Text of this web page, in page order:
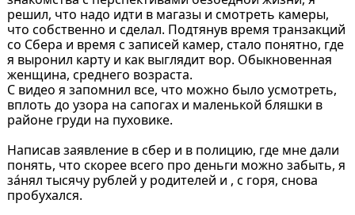
решил, что надо идти в магазы и смотреть камеры,
что собственно и сделал. Подтянув время транзакций
со Сбера и время с записей камер, стало понятно, где
я выронил карту и как выглядит вор. Обыкновенная
женщина, среднего возраста.
С видео я запомнил все, что можно было усмотреть,
вплоть до узора на сапогах и маленькой бляшки в
районе груди на пуховике.
Написав заявление в сбер и в полицию, где мне дали
понять, что скорее всего про деньги можно забыть, я
за́нял тысячу рублей у родителей и , с горя, снова
пробухался.